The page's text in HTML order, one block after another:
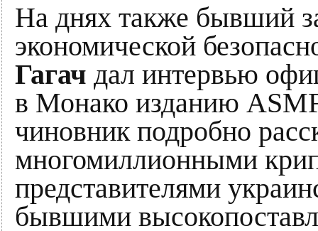
На днях также бывший
экономической
Гагач дал интервью
в Монако изданию
чиновник подробно
многомиллионными
представителями
бывшими